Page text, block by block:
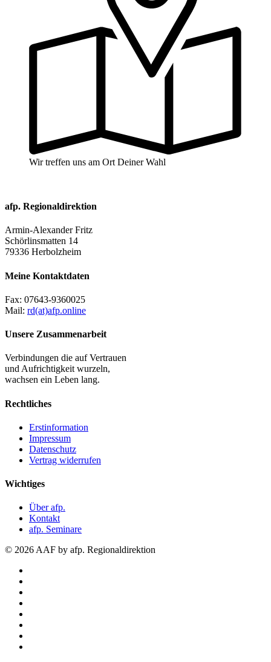
Wir treffen uns am Ort Deiner Wahl
afp. Regionaldirektion
Armin-Alexander Fritz
Schörlinsmatten 14
79336 Herbolzheim
Meine Kontaktdaten
Fax: 07643-9360025
Mail: rd(at)afp.online
Unsere Zusammenarbeit
Verbindungen die auf Vertrauen
und Aufrichtigkeit wurzeln,
wachsen ein Leben lang.
Rechtliches
Erstinformation
Impressum
Datenschutz
Vertrag widerrufen
Wichtiges
Über afp.
Kontakt
afp. Seminare
© 2026 AAF by afp. Regionaldirektion